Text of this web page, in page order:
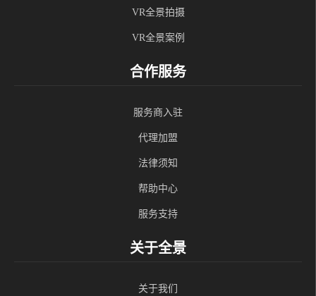
VR全景拍摄
VR全景案例
合作服务
服务商入驻
代理加盟
法律须知
帮助中心
服务支持
关于全景
关于我们